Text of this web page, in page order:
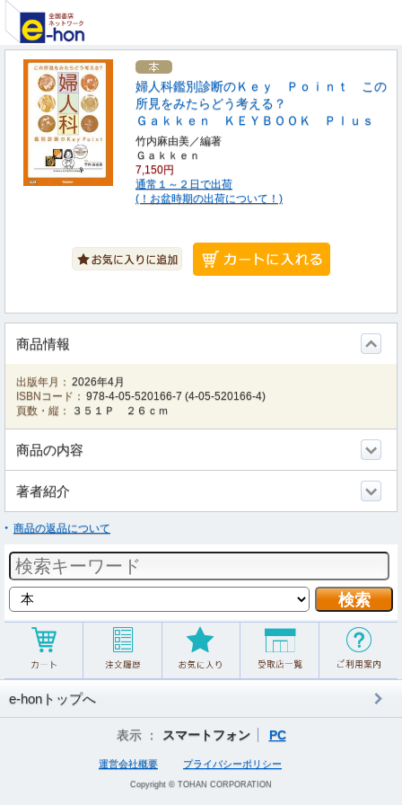
婦人科鑑別診断のＫｅｙ Ｐｏｉｎｔ この
所見をみたらどう考える？
Ｇａｋｋｅｎ ＫＥＹＢＯＯＫ Ｐｌｕｓ
竹内麻由美／編著
Ｇａｋｋｅｎ
7,150円
通常１～２日で出荷
(！お盆時期の出荷について！)
商品情報
出版年月： 2026年4月
ISBNコード： 978-4-05-520166-7 (4-05-520166-4)
頁数・縦：
３５１Ｐ ２６ｃｍ
商品の内容
著者紹介
商品の返品について
e-honトップへ
表示 ： スマートフォン PC
運営会社概要 プライバシーポリシー
Copyright © TOHAN CORPORATION